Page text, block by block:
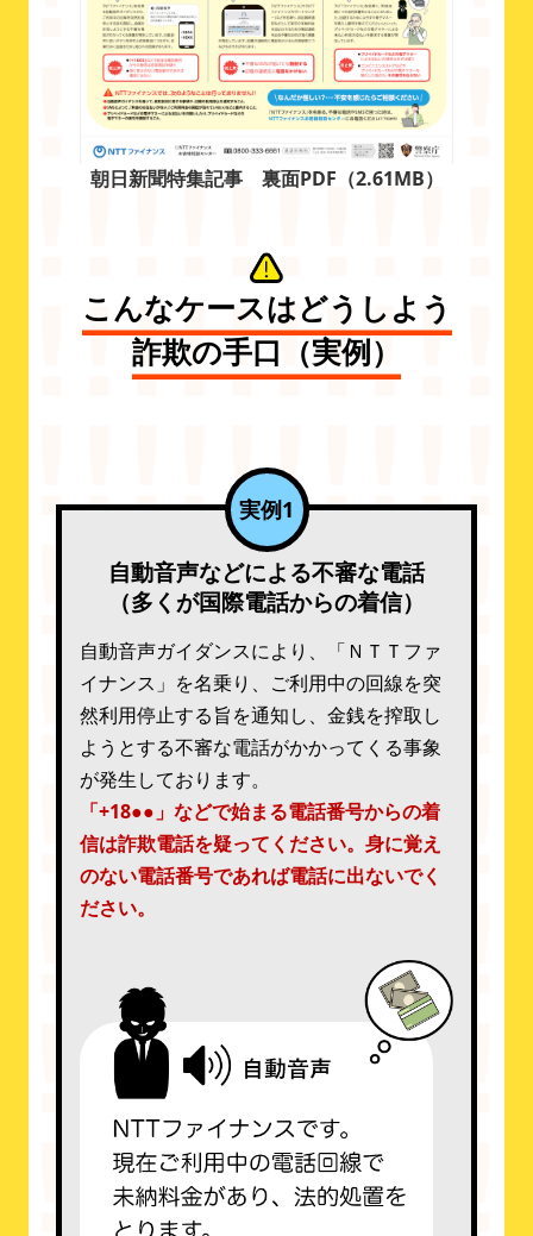
朝日新聞特集記事 裏面PDF（2.61MB）
こんなケースはどうしよう
詐欺の手口（実例）
実例1
自動音声などによる不審な電話
（多くが国際電話からの着信）
自動音声ガイダンスにより、「ＮＴＴファ
イナンス」を名乗り、ご利用中の回線を突
然利用停止する旨を通知し、金銭を搾取し
ようとする不審な電話がかかってくる事象
が発生しております。
「+18●●」などで始まる電話番号からの着
信は詐欺電話を疑ってください。身に覚え
のない電話番号であれば電話に出ないでく
ださい。